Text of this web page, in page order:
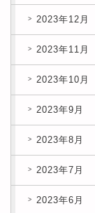
2023年12月
2023年11月
2023年10月
2023年9月
2023年8月
2023年7月
2023年6月